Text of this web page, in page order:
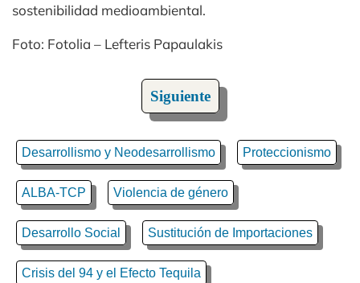
sostenibilidad medioambiental.
Foto: Fotolia – Lefteris Papaulakis
Siguiente
Desarrollismo y Neodesarrollismo Proteccionismo
ALBA-TCP Violencia de género
Desarrollo Social Sustitución de Importaciones
Crisis del 94 y el Efecto Tequila